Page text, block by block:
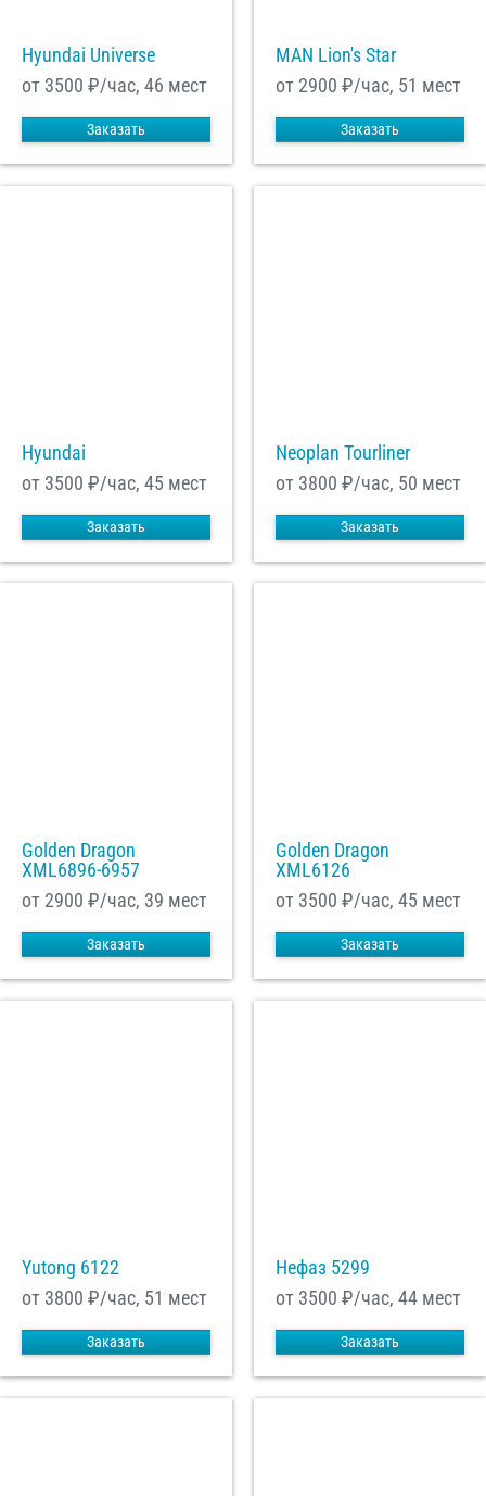
Hyundai Universe
от 3500 ₽/час, 46 мест
Заказать
MAN Lion's Star
от 2900 ₽/час, 51 мест
Заказать
Hyundai
от 3500 ₽/час, 45 мест
Заказать
Neoplan Tourliner
от 3800 ₽/час, 50 мест
Заказать
Golden Dragon
XML6896-6957
от 2900 ₽/час, 39 мест
Заказать
Golden Dragon
XML6126
от 3500 ₽/час, 45 мест
Заказать
Yutong 6122
от 3800 ₽/час, 51 мест
Заказать
Нефаз 5299
от 3500 ₽/час, 44 мест
Заказать